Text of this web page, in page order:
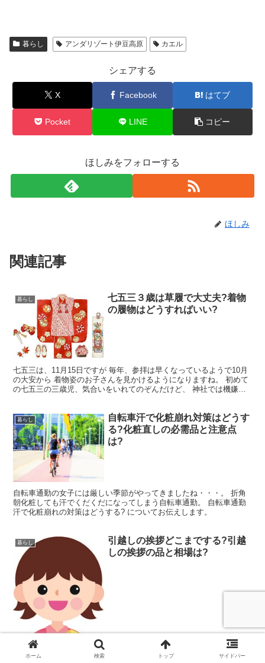
暮らし アンダリゾート伊豆高原 カエル
シェアする
X Facebook はてブ
Pocket LINE コピー
ほしみをフォローする
ほしみ
関連記事
暮らし
七五三３歳は草履で大丈夫?着物
の履物はどうすればいい?
七五三は、11月15日ですが 毎年、参拝は早くなっているようで10月
の大安から 着物姿のお子さんを見かけるようになりますね。 初めて
の七五三の三歳児、気合いをいれてのぞんだけど、 神社では機嫌を
暮らし
自転車汗で化粧崩れ対策はどうす
る?化粧直しの必需品と注意点
は?
自転車通勤の女子には厳しい季節がやってきましたね・・・。 折角
朝化粧しても汗でくだくだになってしまう自転車通勤。 自転車通勤
汗で化粧崩れの対策はどうする? についてお伝えします。
暮らし
引越しの挨拶どこまでする?引越
しの挨拶の品と相場は?
ホーム 検索 トップ サイドバー